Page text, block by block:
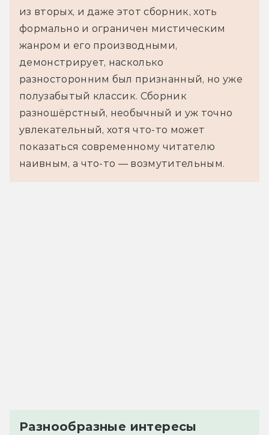
из вторых, и даже этот сборник, хоть
формально и ограничен мистическим
жанром и его производными,
демонстрирует, насколько
разносторонним был признанный, но уже
полузабытый классик. Сборник
разношёрстный, необычный и уж точно
увлекательный, хотя что-то может
показаться современному читателю
наивным, а что-то — возмутительным.
Разнообразные интересы